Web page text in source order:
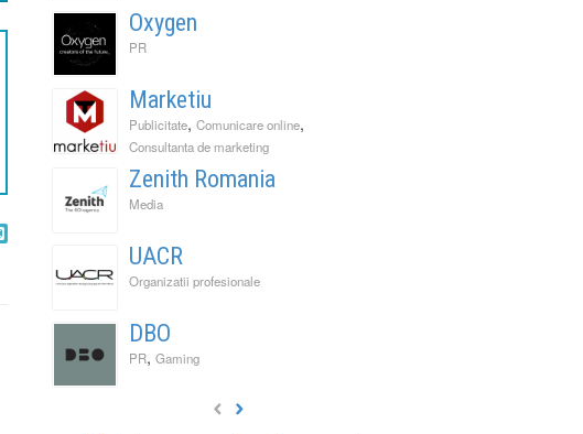
Oxygen
PR
Marketiu
Publicitate, Comunicare online,
Consultanta de marketing
Zenith Romania
Media
UACR
Organizatii profesionale
DBO
PR, Gaming